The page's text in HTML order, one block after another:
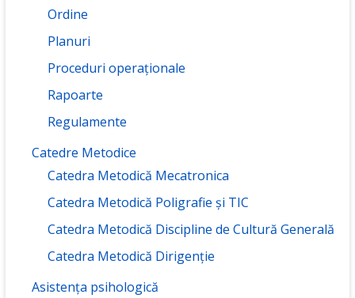
Ordine
Planuri
Proceduri operaționale
Rapoarte
Regulamente
Catedre Metodice
Catedra Metodică Mecatronica
Catedra Metodică Poligrafie și TIC
Catedra Metodică Discipline de Cultură Generală
Catedra Metodică Dirigenție
Asistența psihologică